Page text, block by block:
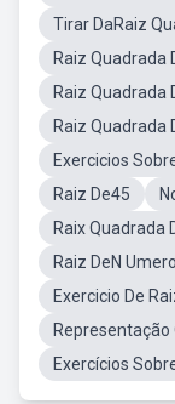
Tirar DaRaiz
Raiz Quadrada
Raiz Quadrada
Raiz Quadrada
Exercicios
Raiz De45
Raix Quadrada
Raiz DeN
Exercicio De
Representação
Exercícios